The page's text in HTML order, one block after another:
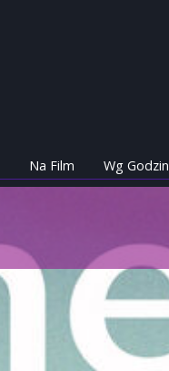
Na Film Wg Godzin